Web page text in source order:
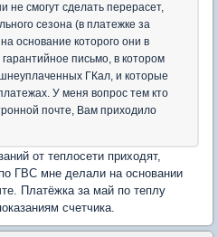
не смогут сделать перерасет,
сезона (в платежке за
основание которого они в
письмо, в котором
ГКал, и которые
У меня вопрос тем кто
почте, Вам приходило
от теплосети приходят,
ГВС мне делали на основании
Платёжка за май по теплу
счетчика.